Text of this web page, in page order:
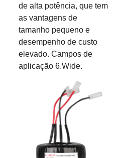
de alta potência, que tem
as vantagens de
tamanho pequeno e
desempenho de custo
elevado. Campos de
aplicação 6.Wide.